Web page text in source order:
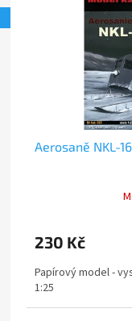
Aerosaně NKL-
230 Kč
Papírový model -
1:25